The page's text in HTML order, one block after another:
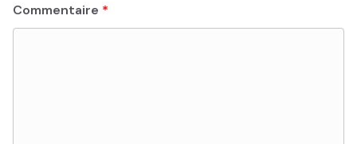
Commentaire *